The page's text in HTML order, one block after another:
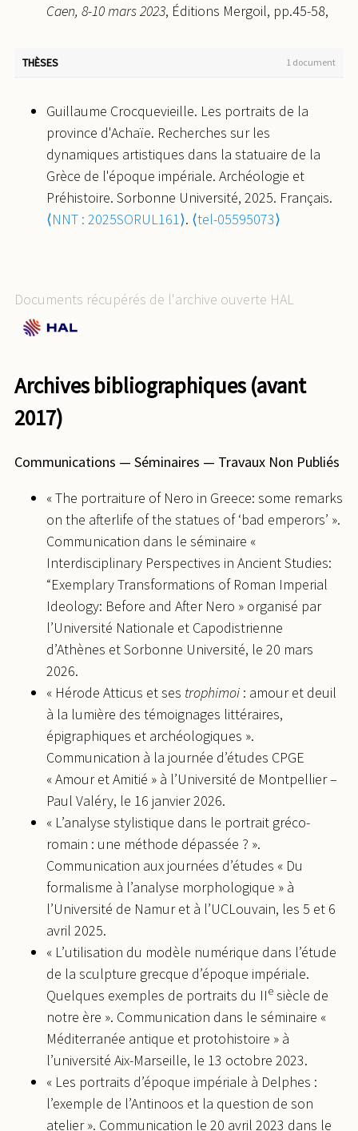
Caen, 8-10 mars 2023, Éditions Mergoil, pp.45-58,
157-3.
THÈSES 1 document
Guillaume Crocquevieille. Les portraits de la
province d'Achaïe. Recherches sur les
dynamiques artistiques dans la statuaire de la
Grèce de l'époque impériale. Archéologie et
Préhistoire. Sorbonne Université, 2025. Français.
⟨NNT : 2025SORUL161⟩. ⟨tel-05595073⟩
Documents récupérés de l'archive ouverte HAL
Archives bibliographiques (avant
2017)
Communications — Séminaires — Travaux Non Publiés
« The portraiture of Nero in Greece: some remarks
on the afterlife of the statues of ‘bad emperors’ ».
Communication dans le séminaire «
Interdisciplinary Perspectives in Ancient Studies:
“Exemplary Transformations of Roman Imperial
Ideology: Before and After Nero » organisé par
l’Université Nationale et Capodistrienne
d’Athènes et Sorbonne Université, le 20 mars
2026.
« Hérode Atticus et ses trophimoi : amour et deuil
à la lumière des témoignages littéraires,
épigraphiques et archéologiques ».
Communication à la journée d’études CPGE
« Amour et Amitié » à l’Université de Montpellier –
Paul Valéry, le 16 janvier 2026.
« L’analyse stylistique dans le portrait gréco-
romain : une méthode dépassée ? ».
Communication aux journées d’études « Du
formalisme à l’analyse morphologique » à
l’Université de Namur et à l’UCLouvain, les 5 et 6
avril 2025.
« L’utilisation du modèle numérique dans l’étude
de la sculpture grecque d’époque impériale.
Quelques exemples de portraits du IIe siècle de
notre ère ». Communication dans le séminaire «
Méditerranée antique et protohistoire » à
l’université Aix-Marseille, le 13 octobre 2023.
« Les portraits d’époque impériale à Delphes :
l’exemple de l’Antinoos et la question de son
atelier ». Communication le 20 avril 2023 dans le